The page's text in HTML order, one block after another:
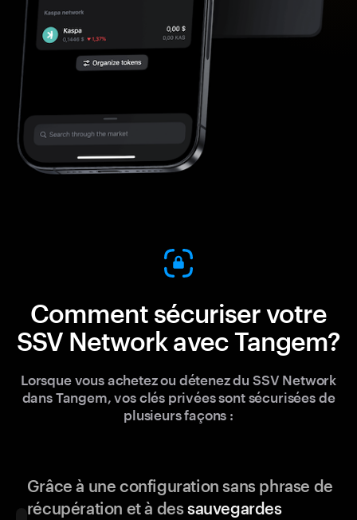
Comment sécuriser votre
SSV Network avec Tangem?
Lorsque vous achetez ou détenez du SSV Network
dans Tangem, vos clés privées sont sécurisées de
plusieurs façons :
Grâce à une configuration sans phrase de
récupération et à dessauvegardes